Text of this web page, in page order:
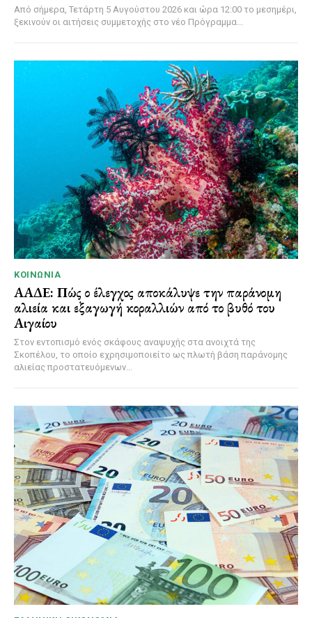
Από σήμερα, Τετάρτη 5 Αυγούστου 2026 και ώρα 12:00 το μεσημέρι,
ξεκινούν οι αιτήσεις συμμετοχής στο νέο Πρόγραμμα...
ΚΟΙΝΩΝΊΑ
ΑΑΔΕ: Πώς ο έλεγχος αποκάλυψε την παράνομη
αλιεία και εξαγωγή κοραλλιών από το βυθό του
Αιγαίου
Στον εντοπισμό ενός σκάφους αναψυχής στα ανοιχτά της
Σκοπέλου, το οποίο εχρησιμοποιείτο ως πλωτή βάση παράνομης
αλιείας προστατευόμενων...